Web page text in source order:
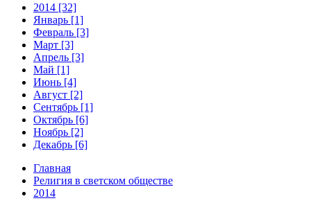
2014 [32]
Январь [1]
Февраль [3]
Март [3]
Апрель [3]
Май [1]
Июнь [4]
Август [2]
Сентябрь [1]
Октябрь [6]
Ноябрь [2]
Декабрь [6]
Главная
Религия в светском обществе
2014